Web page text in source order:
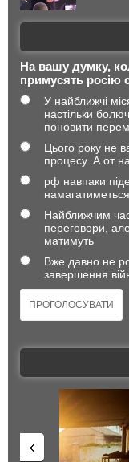
На вашу думку,
примусять росію
У найближчі
настільки
поновити
Цього року не
процесу. А от
рф навпаки
Найближчим
переговори,
матимуть
Вже давно не
завершення